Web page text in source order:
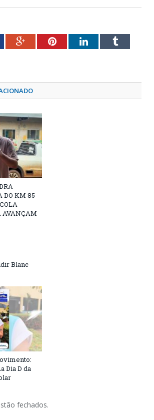
Google+PinterestLinkedInTumblr
DO KM 85
AVANÇAM
Blanc
Dia D da
fechados.